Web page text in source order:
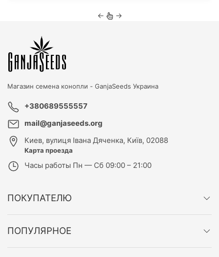
← →
Магазин семена конопли - GanjaSeeds Украина
+380689555557
mail@ganjaseeds.org
Киев, вулиця Івана Дяченка, Київ, 02088
Карта проезда
Часы работы Пн — Сб 09:00 – 21:00
ПОКУПАТЕЛЮ
ПОПУЛЯРНОЕ